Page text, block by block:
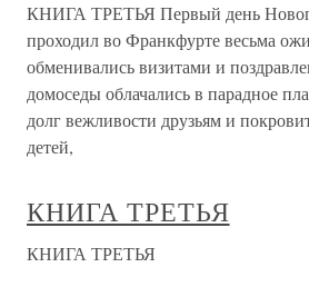
КНИГА ТРЕТЬЯ Первый день
проходил во Франкфурте весьма
обменивались визитами и
домоседы облачались в парадное
долг вежливости друзьям и
детей,
КНИГА ТРЕТЬЯ
КНИГА ТРЕТЬЯ